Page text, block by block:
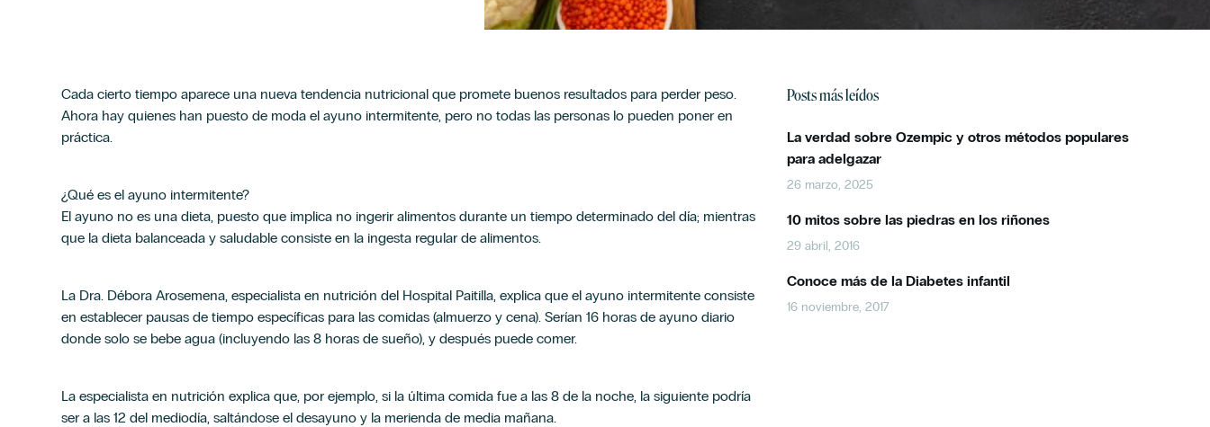
Cada cierto tiempo aparece una nueva tendencia nutricional que promete buenos resultados para perder peso.
Ahora hay quienes han puesto de moda el ayuno intermitente, pero no todas las personas lo pueden poner en
práctica.
¿Qué es el ayuno intermitente?
El ayuno no es una dieta, puesto que implica no ingerir alimentos durante un tiempo determinado del día; mientras
que la dieta balanceada y saludable consiste en la ingesta regular de alimentos.
La Dra. Débora Arosemena, especialista en nutrición del Hospital Paitilla, explica que el ayuno intermitente consiste
en establecer pausas de tiempo específicas para las comidas (almuerzo y cena). Serían 16 horas de ayuno diario
donde solo se bebe agua (incluyendo las 8 horas de sueño), y después puede comer.
La especialista en nutrición explica que, por ejemplo, si la última comida fue a las 8 de la noche, la siguiente podría
ser a las 12 del mediodía, saltándose el desayuno y la merienda de media mañana.
Posts más leídos
La verdad sobre Ozempic y otros métodos populares
para adelgazar
26 marzo, 2025
10 mitos sobre las piedras en los riñones
29 abril, 2016
Conoce más de la Diabetes infantil
16 noviembre, 2017